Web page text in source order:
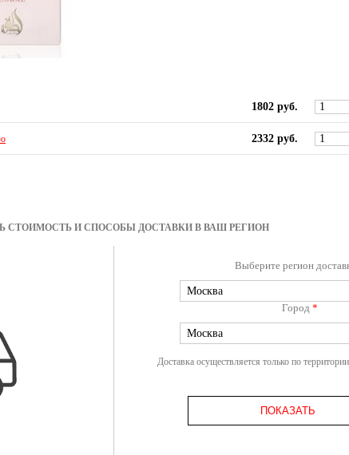
1802 руб.
2332 руб.
СТОИМОСТЬ И СПОСОБЫ ДОСТАВКИ В ВАШ РЕГИОН
Выберите регион
Город *
Доставка осуществляется только по
ПОКАЗАТЬ